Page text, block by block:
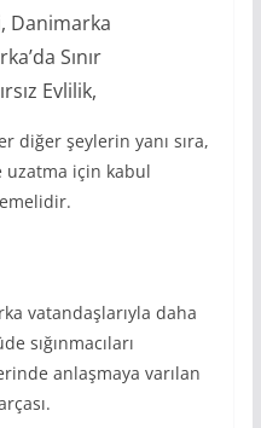
Danimarka
Sınır
Evlilik,
diğer şeylerin yanı sıra,
için kabul
vatandaşlarıyla daha
sığınmacıları
anlaşmaya varılan